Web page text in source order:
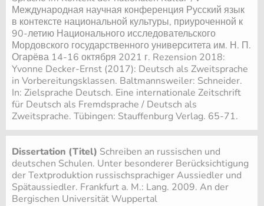
Международная научная конференция Русский язык
в контексте национальной культуры, приуроченной к
90-летию Национального исследовательского
Мордовского государственного университета им. Н. П.
Огарёва 14-16 октября 2021 г. Rezension 2018:
Yvonne Decker-Ernst (2017): Deutsch als Zweitsprache
in Vorbereitungsklassen. Baltmannsweiler: Schneider.
In: Zielsprache Deutsch. Eine internationale Zeitschrift
für Deutsch als Fremdsprache / Deutsch als
Zweitsprache. Tübingen: Stauffenburg Verlag. 65-71.
Dissertation (Titel) Schreiben an russischen und
deutschen Schulen. Unter besonderer Berücksichtigung
der Textproduktion russischsprachiger Aussiedler und
Spätaussiedler. Frankfurt a. M.: Lang. 2009. An der
Bergischen Universität Wuppertal